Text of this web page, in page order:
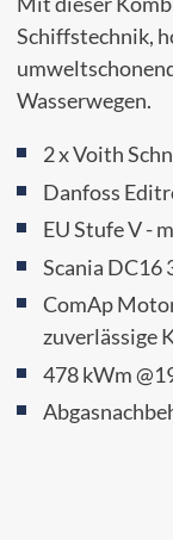
Schiffstechnik,
Wasserwegen.
2 x Voith
Danfoss
EU Stufe V -
Scania DC16
ComAp
zuverlässige
478 kWm